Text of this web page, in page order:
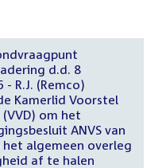
d.d. 8
R.J. (Remco)
Kamerlid Voorstel
om het
ANVS van
het algemeen overleg
af te halen